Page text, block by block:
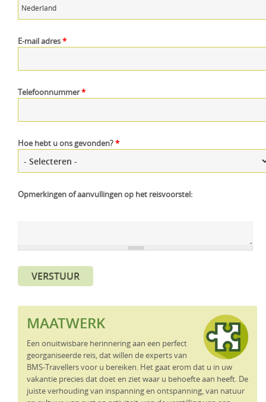
E-mail adres*
Telefoonnummer*
Hoe hebt u ons gevonden?*
Opmerkingen of aanvullingen op het reisvoorstel:
VERSTUUR
MAATWERK
Een onuitwisbare herinnering aan een perfect
georganiseerde reis, dat willen de experts van
BMS-Travellers voor u bereiken. Het gaat erom dat u in uw
vakantie precies dat doet en ziet waar u behoefte aan heeft. De
juiste verhouding van inspanning en ontspanning, van natuur